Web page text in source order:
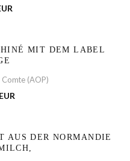
MIT DEM LABEL
(AOP)
AUS DER NORMANDIE